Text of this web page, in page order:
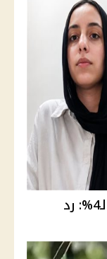
القصة الكاملة لأزمة ريم صاحبة الـ4%: رد